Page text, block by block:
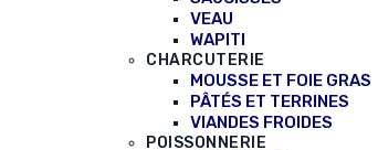
VEAU
WAPITI
CHARCUTERIE
MOUSSE ET FOIE GRAS
PÂTÉS ET TERRINES
VIANDES FROIDES
POISSONNERIE